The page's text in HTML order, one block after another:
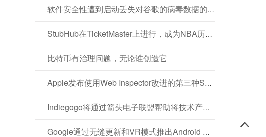
软件安全性遭到启动丢失对谷歌的病毒数据的访问权限
StubHub在TicketMaster上进行，成为NBA历史上第一个泽西赞助商
比特币有治理问题，无论谁创造它
Apple发布使用Web Inspector改进的第三种Safari技术预览更新，错误修复
Indiegogo将通过箭头电子联盟帮助将技术产品带到市场上
Google通过无缝更新和VR模式推出Android N Developer Preview 3